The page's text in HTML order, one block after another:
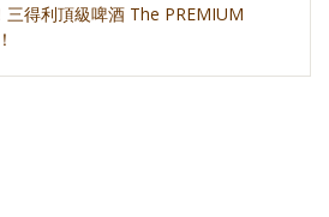
得利頂級啤酒 The PREMIUM